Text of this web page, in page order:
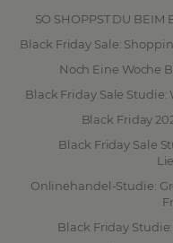
SO SHOPPST DU BEIM
Black Friday Sale:
Noch Eine Woche
Black Friday Sale
Black Friday
Black Friday Sale
Onlinehandel-Studie:
Black Friday